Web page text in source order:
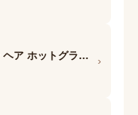
ユニリーバ・ジャパン モッズ・ヘア ホットグラマー泡ウォーター デュアルヘアスタイル ›